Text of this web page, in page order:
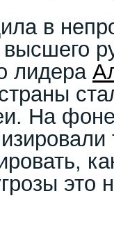
в
лидера
На
это